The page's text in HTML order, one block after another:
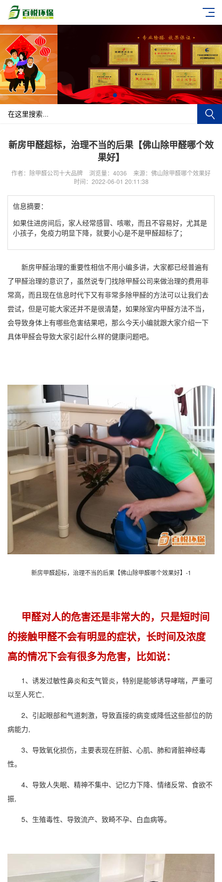
新房甲醛超标，治理不当的后果【佛山除甲醛哪个效
果好】
作者：除甲醛公司十大品牌 浏览量：4036
来源：佛山除甲醛哪个效果好
时间：2022-06-01 20:11:38
信息摘要：
如果住进房间后，家人经常感冒、咳嗽，而且不容易好，尤其是
小孩子，免疫力明显下降，就要小心是不是甲醛超标了；
新房甲醛治理的重要性相信不用小编多讲，大家都已经普遍有
了甲醛治理的意识了，虽然说专门找除甲醛公司来做治理的费用非
常高，而且现在信息时代下又有非常多除甲醛的方法可以让我们去
尝试，但是可能大家还并不是很清楚，如果除室内甲醛方法不当，
会导致身体上有哪些危害结果吧，那么今天小编就跟大家介绍一下
具体甲醛会导致大家引起什么样的健康问题吧。
新房甲醛超标，治理不当的后果【佛山除甲醛哪个效果好】-1
甲醛对人的危害还是非常大的，只是短时间
的接触甲醛不会有明显的症状，长时间及浓度
高的情况下会有很多为危害，比如说：
1、诱发过敏性鼻炎和支气管炎，特别是能够诱导哮喘，严重可
以至人死亡,
2、引起眼部和气道刺激，导致直接的病变或降低这些部位的防
病能力,
3、导致氧化损伤，主要表现在肝脏、心肌、肺和肾脏神经毒
性。
4、导致人失眠、精神不集中、记忆力下降、情绪反常、食欲不
振,
5、生殖毒性、导致流产、致畸不孕、白血病等。